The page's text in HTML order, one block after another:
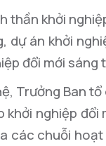
thần khởi
án khởi
đổi mới sáng
Trưởng Ban
nghiệp
các chuỗi